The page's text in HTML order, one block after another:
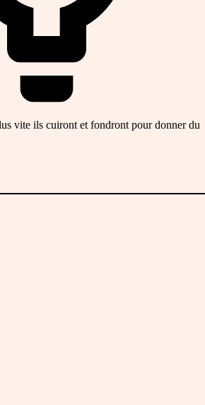
vite ils cuiront et fondront pour donner du